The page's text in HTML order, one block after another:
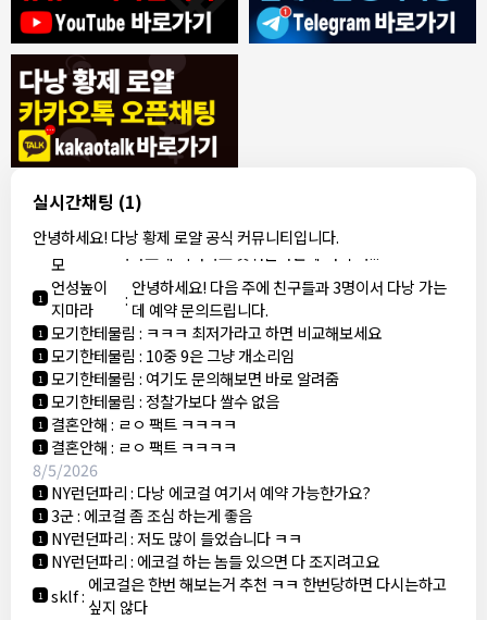
실시간채팅 (1)
안녕하세요! 다낭 황제 로얄 공식 커뮤니티입니다.
7/30/2026
1 ROY:에코걸은 파면 팔수록 괴담만..
1 ROY:제 지인이 예약 후
1 ROY:갑자기 연락이 끊겨 당황했다네요
1 동동이:오늘 무슨 날인가요
1 동동이:군인들이 뭐 하는데 다낭에서
1 1000억 대표:축제 하던디요
8/4/2026
1 빨갱이관타나모
1
빨갱이
관타나
모
:아까 오픈채팅에서 로컬 브로커라는 애가 카톡 왔는데
가라오케 최저가로 맞춰준다는데 여기 가...
1
언성높이
지마라
: 안녕하세요! 다음 주에 친구들과 3명이서 다낭 가는
데 예약 문의드립니다.
1 모기한테물림 : ㅋㅋㅋ 최저가라고 하면 비교해보세요
1 모기한테물림 : 10중 9은 그냥 개소리임
1 모기한테물림 : 여기도 문의해보면 바로 알려줌
1 모기한테물림 : 정찰가보다 쌀수 없음
1 결혼안해: ㄹㅇ 팩트 ㅋㅋㅋㅋ
1 결혼안해: ㄹㅇ 팩트 ㅋㅋㅋㅋ
8/5/2026
1 NY런던파리: 다낭 에코걸 여기서 예약 가능한가요?
1 3군: 에코걸 좀 조심 하는게 좋음
1 NY런던파리:저도 많이 들었습니다 ㅋㅋ
1 NY런던파리: 에코걸 하는 놈들 있으면 다 조지려고요
1 sklf: 에코걸은 한번 해보는거 추천 ㅋㅋ 한번당하면 다시는하고
싶지 않다